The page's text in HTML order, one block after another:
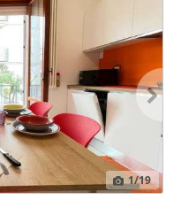
1/19